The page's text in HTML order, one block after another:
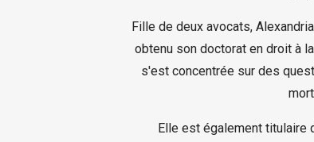
Fille de deux avocats,
obtenu son doctorat en droit à
s'est concentrée sur des
Elle est également titulaire